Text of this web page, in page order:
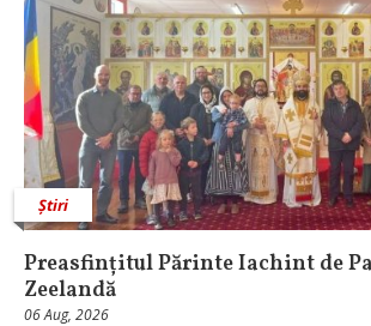
Știri
Preasfințitul Părinte Iachint de
Zeelandă
06 Aug, 2026